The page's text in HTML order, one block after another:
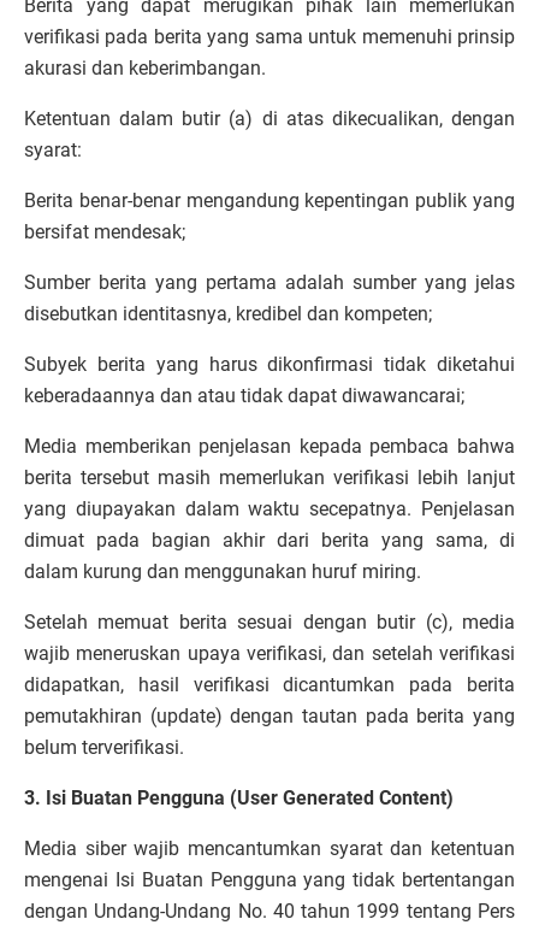
Berita yang dapat merugikan pihak lain memerlukan
verifikasi pada berita yang sama untuk memenuhi prinsip
akurasi dan keberimbangan.
Ketentuan dalam butir (a) di atas dikecualikan, dengan
syarat:
Berita benar-benar mengandung kepentingan publik yang
bersifat mendesak;
Sumber berita yang pertama adalah sumber yang jelas
disebutkan identitasnya, kredibel dan kompeten;
Subyek berita yang harus dikonfirmasi tidak diketahui
keberadaannya dan atau tidak dapat diwawancarai;
Media memberikan penjelasan kepada pembaca bahwa
berita tersebut masih memerlukan verifikasi lebih lanjut
yang diupayakan dalam waktu secepatnya. Penjelasan
dimuat pada bagian akhir dari berita yang sama, di
dalam kurung dan menggunakan huruf miring.
Setelah memuat berita sesuai dengan butir (c), media
wajib meneruskan upaya verifikasi, dan setelah verifikasi
didapatkan, hasil verifikasi dicantumkan pada berita
pemutakhiran (update) dengan tautan pada berita yang
belum terverifikasi.
3. Isi Buatan Pengguna (User Generated Content)
Media siber wajib mencantumkan syarat dan ketentuan
mengenai Isi Buatan Pengguna yang tidak bertentangan
dengan Undang-Undang No. 40 tahun 1999 tentang Pers